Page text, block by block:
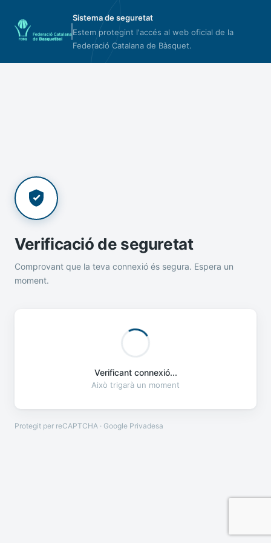
Sistema de seguretat
Estem protegint l'accés al web oficial de la
Federació Catalana de Bàsquet.
Verificació de seguretat
Comprovant que la teva connexió és segura. Espera un
moment.
Verificant connexió...
Això trigarà un moment
Protegit per reCAPTCHA · Google Privadesa